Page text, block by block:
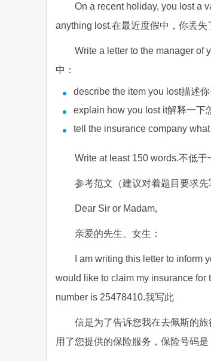
On a recent holiday, you lost a
anything lost.在最近度假中，你丢
Write a letter to the manager of
中：
describe the item you lost描述
explain how you lost it解释一下
tell the insurance company
Write at least 150 words.不低于
参考范文（建议对着题目要求
Dear Sir or Madam,
亲爱的先生、女生：
I am writing this letter to inform
would like to claim my insurance for
number is 25478410.我写此
信是为了告诉您我在去佩斯的
用了您提供的保险服务，保险号码是